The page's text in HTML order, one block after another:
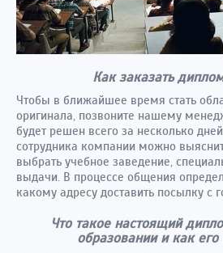
Как заказать
Чтобы в ближайшее время стать
оригинала, позвоните нашему
будет решен всего за несколько
сотрудника компании можно
выбрать учебное заведение,
выдачи. В процессе общения
какому адресу доставить посылку с
Что такое настоящий
образовании и как